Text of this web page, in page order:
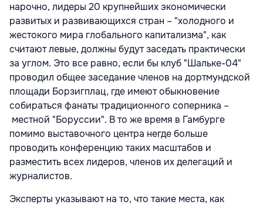
нарочно, лидеры 20 крупнейших экономически
развитых и развивающихся стран – "холодного и
жестокого мира глобального капитализма", как
считают левые, должны будут заседать практически
за углом. Это все равно, если бы клуб "Шальке-04"
проводил общее заседание членов на дортмундской
площади Борзигплац, где имеют обыкновение
собираться фанаты традиционного соперника –
местной "Боруссии". В то же время в Гамбурге
помимо выставочного центра негде больше
проводить конференцию таких масштабов и
разместить всех лидеров, членов их делегаций и
журналистов.
Эксперты указывают на то, что такие места, как